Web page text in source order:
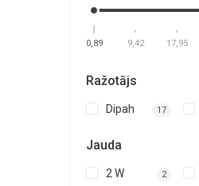
0,89 9,42 17,95
Ražotājs
Dipah 17
Jauda
2 W 2